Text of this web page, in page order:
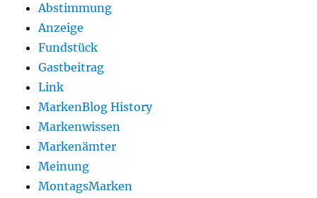
Abstimmung
Anzeige
Fundstück
Gastbeitrag
Link
MarkenBlog History
Markenwissen
Markenämter
Meinung
MontagsMarken